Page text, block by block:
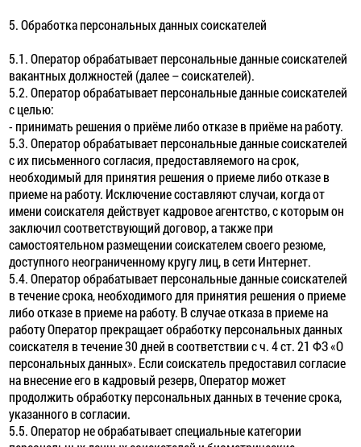
5. Обработка персональных данных соискателей
5.1. Оператор обрабатывает персональные данные соискателей
вакантных должностей (далее – соискателей).
5.2. Оператор обрабатывает персональные данные соискателей
с целью:
- принимать решения о приёме либо отказе в приёме на работу.
5.3. Оператор обрабатывает персональные данные соискателей
с их письменного согласия, предоставляемого на срок,
необходимый для принятия решения о приеме либо отказе в
приеме на работу. Исключение составляют случаи, когда от
имени соискателя действует кадровое агентство, с которым он
заключил соответствующий договор, а также при
самостоятельном размещении соискателем своего резюме,
доступного неограниченному кругу лиц, в сети Интернет.
5.4. Оператор обрабатывает персональные данные соискателей
в течение срока, необходимого для принятия решения о приеме
либо отказе в приеме на работу. В случае отказа в приеме на
работу Оператор прекращает обработку персональных данных
соискателя в течение 30 дней в соответствии с ч. 4 ст. 21 ФЗ «О
персональных данных». Если соискатель предоставил согласие
на внесение его в кадровый резерв, Оператор может
продолжить обработку персональных данных в течение срока,
указанного в согласии.
5.5. Оператор не обрабатывает специальные категории